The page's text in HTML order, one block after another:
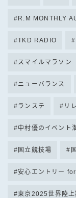
R.M MONTHLY
TKD RADIO
スマイルマラソン
ニューバランス
ランステ リ
中村優のイベント
国立競技場
安心エントリー
東京2025世界陸上